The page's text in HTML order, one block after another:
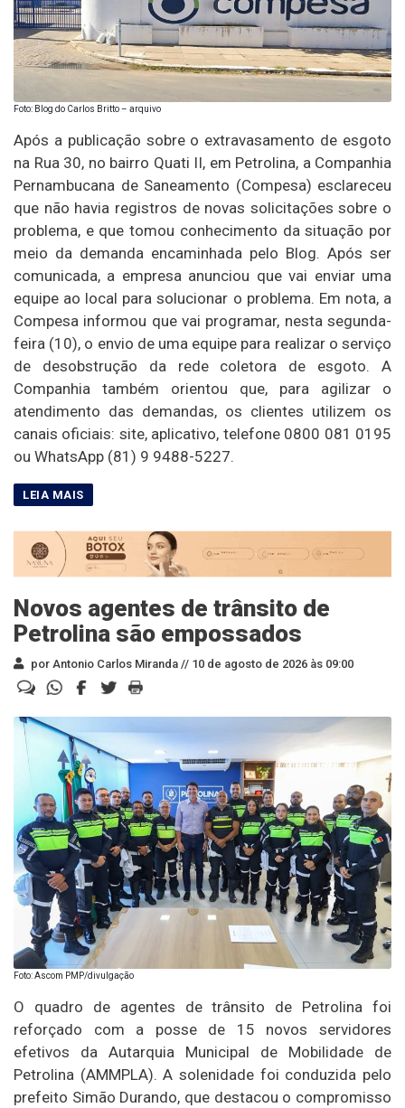
Foto: Blog do Carlos Britto – arquivo
Após a publicação sobre o extravasamento de esgoto
na Rua 30, no bairro Quati II, em Petrolina, a Companhia
Pernambucana de Saneamento (Compesa) esclareceu
que não havia registros de novas solicitações sobre o
problema, e que tomou conhecimento da situação por
meio da demanda encaminhada pelo Blog. Após ser
comunicada, a empresa anunciou que vai enviar uma
equipe ao local para solucionar o problema. Em nota, a
Compesa informou que vai programar, nesta segunda-
feira (10), o envio de uma equipe para realizar o serviço
de desobstrução da rede coletora de esgoto. A
Companhia também orientou que, para agilizar o
atendimento das demandas, os clientes utilizem os
canais oficiais: site, aplicativo, telefone 0800 081 0195
ou WhatsApp (81) 9 9488-5227.
Novos agentes de trânsito de
Petrolina são empossados
por Antonio Carlos Miranda // 10 de agosto de 2026 às 09:00
Foto: Ascom PMP/divulgação
O quadro de agentes de trânsito de Petrolina foi
reforçado com a posse de 15 novos servidores
efetivos da Autarquia Municipal de Mobilidade de
Petrolina (AMMPLA). A solenidade foi conduzida pelo
prefeito Simão Durando, que destacou o compromisso